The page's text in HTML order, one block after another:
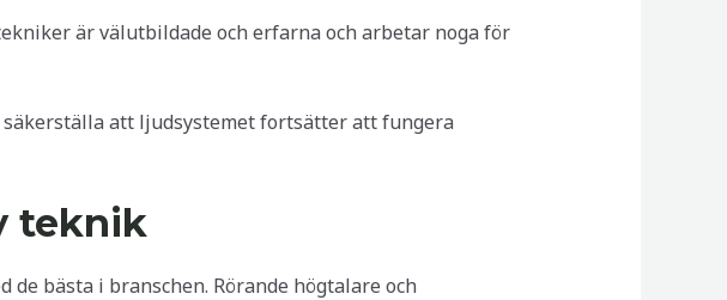
är välutbildade och erfarna och arbetar noga för
att ljudsystemet fortsätter att fungera
teknik
bästa i branschen. Rörande högtalare och